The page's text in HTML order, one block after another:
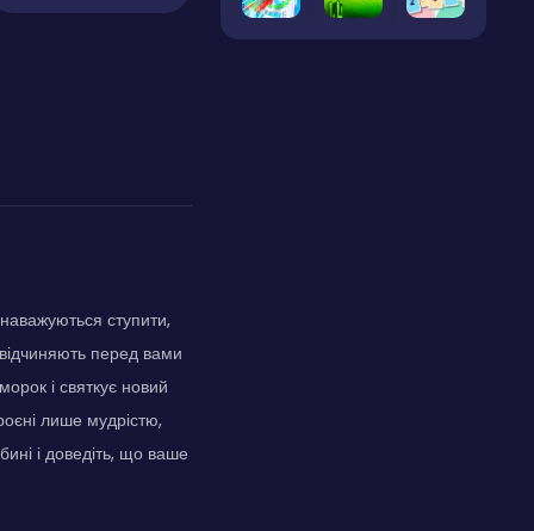
ступити,
перед вами
і святкує новий
лише мудрістю,
і доведіть, що ваше